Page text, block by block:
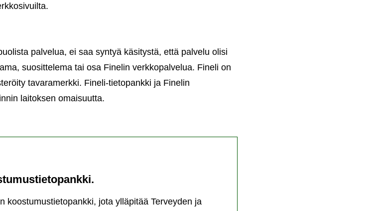
palvelua, ei saa syntyä käsitystä, että palvelu olisi
suosittelema tai osa Finelin verkkopalvelua. Fineli on
tavaramerkki. Fineli-tietopankki ja Finelin
laitoksen omaisuutta.
koostumustietopankki, jota ylläpitää Terveyden ja